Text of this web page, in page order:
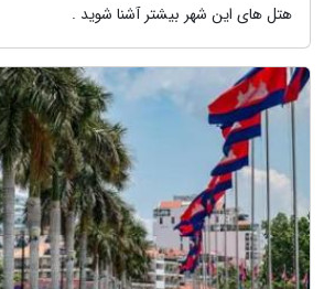
هتل های این شهر بیشتر آشنا شوید .